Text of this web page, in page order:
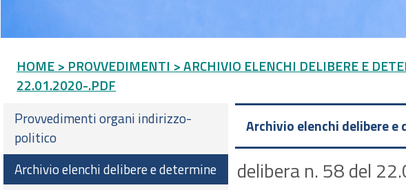
HOME > PROVVEDIMENTI > ARCHIVIO ELENCHI DELIBERE E
22.01.2020-.PDF
Provvedimenti organi indirizzo-
politico
Archivio elenchi delibere e determine
Archivio elenchi delibere e
delibera n. 58 del